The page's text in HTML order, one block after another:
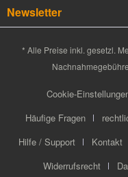
Newsletter
* Alle Preise inkl. gesetzl.
Cookie-
Häufige Fragen
Hilfe / Support
Kontakt
Widerrufsrecht